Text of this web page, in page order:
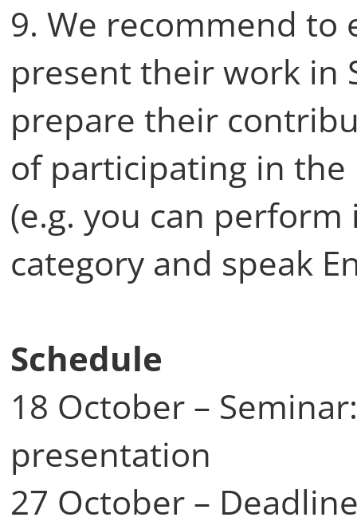
9. We recommend
present their work in
prepare their
of participating in
(e.g. you can
category and speak
Schedule
18 October –
presentation
27 October –